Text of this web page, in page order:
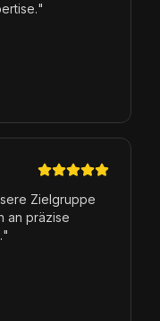
"
Zielgruppe
an präzise
"